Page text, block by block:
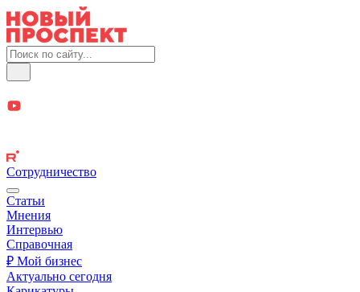
Сотрудничество
Статьи
Мнения
Интервью
Справочная
₽ Мой бизнес
Актуально сегодня